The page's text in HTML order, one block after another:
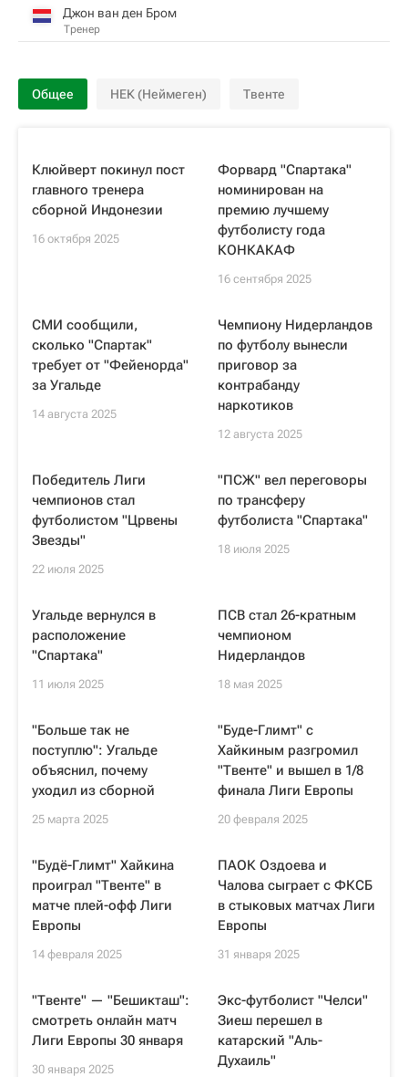
Джон ван ден Бром
Тренер
Общее НЕК (Неймеген) Твенте
Клюйверт покинул пост
главного тренера
сборной Индонезии
16 октября 2025
Форвард "Спартака"
номинирован на
премию лучшему
футболисту года
КОНКАКАФ
16 сентября 2025
СМИ сообщили,
сколько "Спартак"
требует от "Фейенорда"
за Угальде
14 августа 2025
Чемпиону Нидерландов
по футболу вынесли
приговор за
контрабанду
наркотиков
12 августа 2025
Победитель Лиги
чемпионов стал
футболистом "Црвены
Звезды"
22 июля 2025
"ПСЖ" вел переговоры
по трансферу
футболиста "Спартака"
18 июля 2025
Угальде вернулся в
расположение
"Спартака"
11 июля 2025
ПСВ стал 26-кратным
чемпионом
Нидерландов
18 мая 2025
"Больше так не
поступлю": Угальде
объяснил, почему
уходил из сборной
25 марта 2025
"Буде-Глимт" с
Хайкиным разгромил
"Твенте" и вышел в 1/8
финала Лиги Европы
20 февраля 2025
"Будё-Глимт" Хайкина
проиграл "Твенте" в
матче плей-офф Лиги
Европы
14 февраля 2025
ПАОК Оздоева и
Чалова сыграет с ФКСБ
в стыковых матчах Лиги
Европы
31 января 2025
"Твенте" — "Бешикташ":
смотреть онлайн матч
Лиги Европы 30 января
30 января 2025
Экс-футболист "Челси"
Зиеш перешел в
катарский "Аль-
Духаиль"